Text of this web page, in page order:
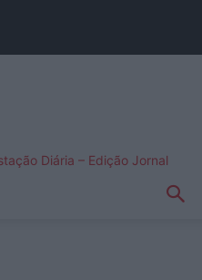
Diária – Edição Jornal